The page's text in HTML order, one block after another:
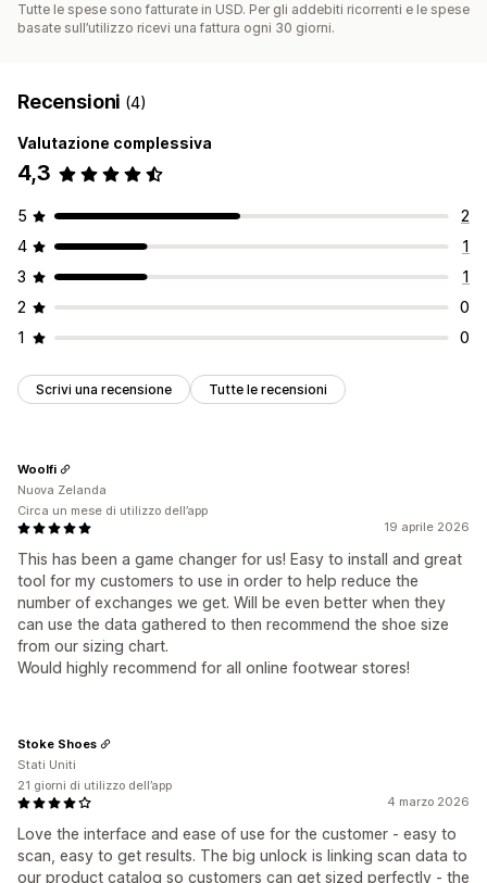
Tutte le spese sono fatturate in USD. Per gli addebiti ricorrenti e le spese
basate sull’utilizzo ricevi una fattura ogni 30 giorni.
Recensioni (4)
Valutazione complessiva
4,3
5
2
4
1
3
1
2
0
1
0
Scrivi una recensione Tutte le recensioni
19 aprile 2026
This has been a game changer for us! Easy to install and great
tool for my customers to use in order to help reduce the
number of exchanges we get. Will be even better when they
can use the data gathered to then recommend the shoe size
from our sizing chart.
Would highly recommend for all online footwear stores!
Woolfi
Nuova Zelanda
Circa un mese di utilizzo dell’app
4 marzo 2026
Love the interface and ease of use for the customer - easy to
scan, easy to get results. The big unlock is linking scan data to
our product catalog so customers can get sized perfectly - the
Stoke Shoes
Stati Uniti
21 giorni di utilizzo dell’app